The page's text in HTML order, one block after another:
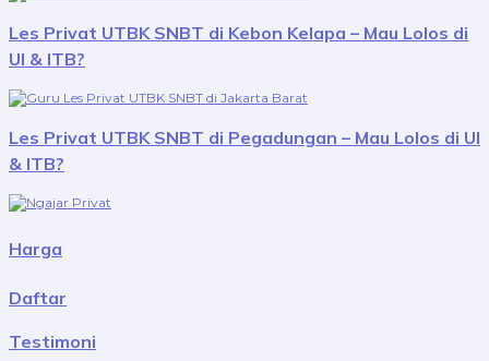
Les Privat UTBK SNBT di Kebon Kelapa – Mau Lolos di
UI & ITB?
Les Privat UTBK SNBT di Pegadungan – Mau Lolos di UI
& ITB?
Harga
Daftar
Testimoni